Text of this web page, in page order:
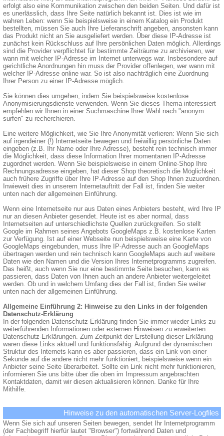
erfolgt also eine Kommunikation zwischen den beiden Seiten. Und dafür ist
es unerlässlich, dass Ihre Seite natürlich bekannt ist. Dies ist wie im
wahren Leben: wenn Sie beispielsweise in einem Katalog ein Produkt
bestellten, müssen Sie auch Ihre Lieferanschrift angeben, ansonsten kann
das Produkt nicht an Sie ausgeliefert werden. Über diese IP-Adresse ist
zunächst kein Rückschluss auf Ihre persönlichen Daten möglich. Allerdings
sind die Provider verpflichtet für bestimmte Zeiträume zu archivieren, wer
wann mit welcher IP-Adresse im Internet unterwegs war. Insbesondere auf
gerichtliche Anordnungen hin muss der Provider offenlegen, wer wann mit
welcher IP-Adresse online war. So ist also nachträglich eine Zuordnung
Ihrer Person zu einer IP-Adresse möglich.
Sie können dies umgehen, indem Sie beispielsweise kostenlose
Anonymisierungsdienste verwenden. Wenn Sie dieses Thema interessiert
empfehlen wir Ihnen in einer Suchmaschine Ihrer Wahl nach "anonym
surfen" zu recherchieren.
Eine weitere Möglichkeit, wie Sie Ihre Anonymität verlieren: Wenn Sie sich
auf irgendeiner (!) Internetseite bewegen und freiwillig persönliche Daten
eingeben (z.B. Ihr Name oder Ihre Adresse), besteht rein technisch immer
die Möglichkeit, dass diese Information Ihrer momentanen IP-Adresse
zugordnet werden. Wenn Sie beispielsweise in einem Online-Shop Ihre
Rechnungsadresse eingeben, hat dieser Shop theoretisch die Möglichkeit
auch frühere Zugriffe über Ihre IP-Adresse auf den Shop Ihnen zuzuordnen.
Inwieweit dies in unserem Internetauftritt der Fall ist, finden Sie weiter
unten nach der allgemeinen Einführung.
Wenn eine Internetseite nur aus Daten eines Anbieters besteht, wird Ihre IP
nur an diesen Anbieter gesendet. Heute ist es aber normal, dass
Internetseiten auf unterschiedlichste Quellen zurückgreifen. So stellt
Google im Rahmen seines Angebots GoogleMaps z.B. kostenlose Karten
zur Verfügung. Ist auf einer Webseite nun beispielsweise eine Karte von
GoogleMaps eingebunden, muss Ihre IP-Adresse auch an GoogleMaps
übertragen werden und rein technisch kann GoogleMaps auch auf weitere
Daten wie den Namen und die Version Ihres Internetprogramms zugreifen.
Das heißt, auch wenn Sie nur eine bestimmte Seite besuchen, kann es
passieren, dass Daten von Ihnen auch an andere Anbieter weitergeleitet
werden. Ob und in welchem Umfang dies der Fall ist, finden Sie weiter
unten nach der allgemeinen Einführung.
Allgemeine Einführung 2: Hinweise zu den Links in der folgenden
Datenschutz-Erklärung
In der folgenden Datenschutz-Erklärung finden Sie immer wieder Links zu
weiterführenden Informationen oder externen Hinweisen zu erweiterten
Datenschutz-Erklärungen. Zum Zeitpunkt der Erstellung dieser Erklärung
waren diese Links aktuell und funktionsfähig. Aufgrund der dynamischen
Struktur des Internets kann es aber passieren, dass ein Link von einer
Sekunde auf die andere nicht mehr funktioniert, beispielsweise wenn ein
Anbieter seine Seite überarbeitet. Sollte ein Link nicht mehr funktionieren,
informieren Sie uns bitte über die oben im Impressum angebrachten
Kontaktdaten, damit wir diesen aktualisieren können. Danke für Ihre
Mithilfe.
Hinweise zu den automatischen Server-Logfiles
Wenn Sie sich auf unseren Seiten bewegen, sendet Ihr Internetprogramm
(der Fachbegriff hierfür lautet "Browser") fortwährend Daten und